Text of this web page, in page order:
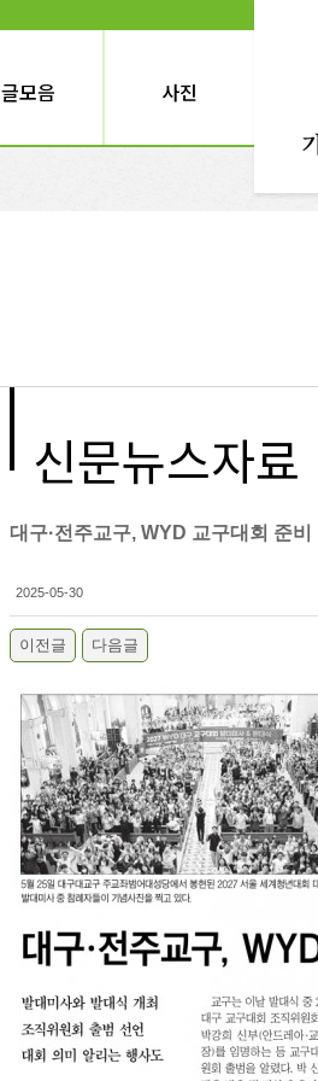
글모음 사진
신문뉴스자료
대구·전주교구, WYD 교구대회 준
2025-05-30
이전글 다음글